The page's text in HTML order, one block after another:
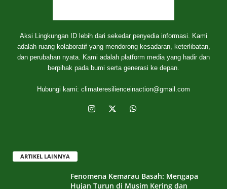
Aksi Lingkungan ID lebih dari sekedar penyedia informasi. Kami
adalah ruang kolaboratif yang mendorong kesadaran, keterlibatan,
dan perubahan nyata. Kami adalah platform media yang hadir dan
berpihak pada bumi serta generasi ke depan.
Hubungi kami: climateresilienceinaction@gmail.com
ARTIKEL LAINNYA
Fenomena Kemarau Basah: Mengapa
Hujan Turun di Musim Kering dan